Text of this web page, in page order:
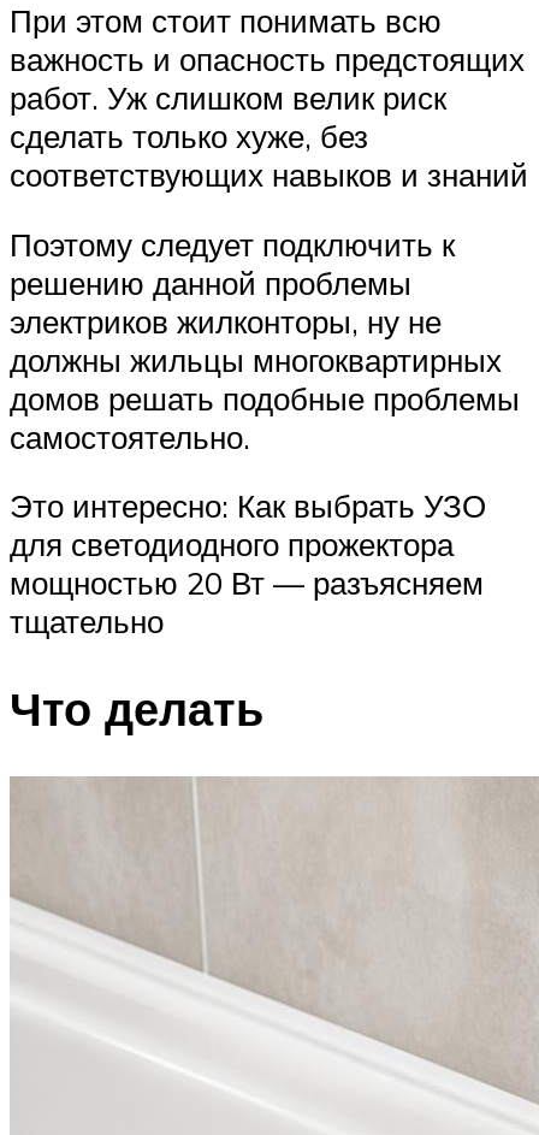
При этом стоит понимать всю
важность и опасность предстоящих
работ. Уж слишком велик риск
сделать только хуже, без
соответствующих навыков и знаний
Поэтому следует подключить к
решению данной проблемы
электриков жилконторы, ну не
должны жильцы многоквартирных
домов решать подобные проблемы
самостоятельно.
Это интересно: Как выбрать УЗО
для светодиодного прожектора
мощностью 20 Вт — разъясняем
тщательно
Что делать